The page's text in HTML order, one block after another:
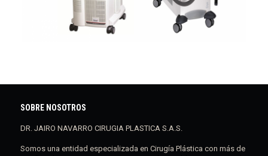
SOBRE NOSOTROS
DR. JAIRO NAVARRO CIRUGIA PLASTICA S.A.S.
Somos una entidad especializada en Cirugía Plástica con más de